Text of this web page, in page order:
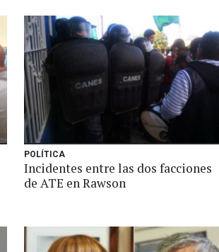
POLÍTICA
Incidentes entre las dos facciones
de ATE en Rawson